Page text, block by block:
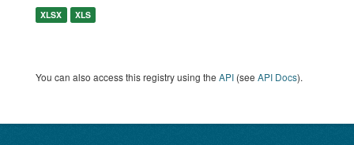
XLSX XLS
You can also access this registry using the API (see API Docs).